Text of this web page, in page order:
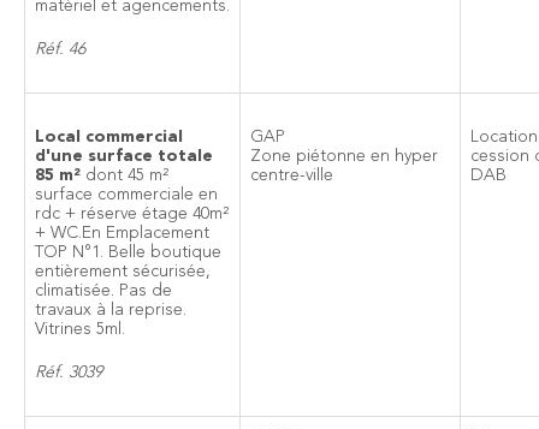
matériel et agencements.
Réf. 46
Local commercial
d'une surface totale
85 m² dont 45 m²
surface commerciale en
rdc + réserve étage 40m²
+ WC.En Emplacement
TOP N°1. Belle boutique
entièrement sécurisée,
climatisée. Pas de
travaux à la reprise.
Vitrines 5ml.
Réf. 3039
GAP
Zone piétonne en hyper
centre-ville
cession
DAB